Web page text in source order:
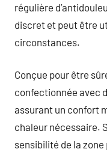
régulière
discret et peut être
circonstances.
Conçue pour être
confectionnée avec
assurant un confort
chaleur nécessaire.
sensibilité de la